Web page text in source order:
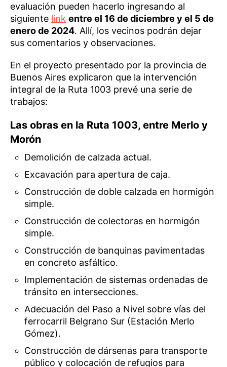
evaluación pueden hacerlo ingresando al
siguiente link entre el 16 de diciembre y el 5 de
enero de 2024. Allí, los vecinos podrán dejar
sus comentarios y observaciones.
En el proyecto presentado por la provincia de
Buenos Aires explicaron que la intervención
integral de la Ruta 1003 prevé una serie de
trabajos:
Las obras en la Ruta 1003, entre Merlo y
Morón
Demolición de calzada actual.
Excavación para apertura de caja.
Construcción de doble calzada en hormigón
simple.
Construcción de colectoras en hormigón
simple.
Construcción de banquinas pavimentadas
en concreto asfáltico.
Implementación de sistemas ordenadas de
tránsito en intersecciones.
Adecuación del Paso a Nivel sobre vías del
ferrocarril Belgrano Sur (Estación Merlo
Gómez).
Construcción de dársenas para transporte
público y colocación de refugios para